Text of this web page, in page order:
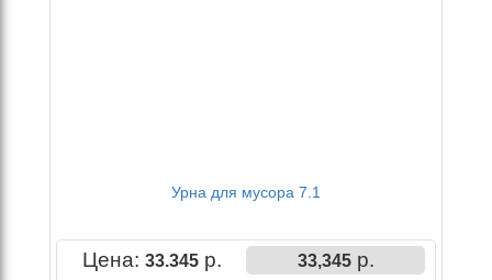
Урна для мусора 7.1
Цена: 33.345р. 33,345р.